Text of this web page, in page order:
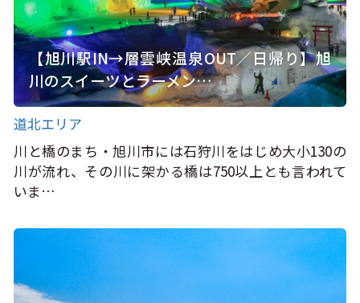
【旭川駅IN→層雲峡温泉OUT／日帰り】旭
川のスイーツとラーメン…
道北エリア
川と橋のまち・旭川市には石狩川をはじめ大小130の
川が流れ、その川に架かる橋は750以上とも言われて
いま…